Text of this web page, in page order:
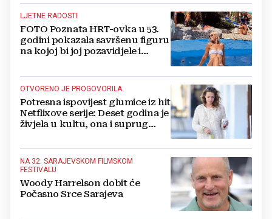
LJETNE RADOSTI
FOTO Poznata HRT-ovka u 53.
godini pokazala savršenu figuru
na kojoj bi joj pozavidjele i
OTVORENO JE PROGOVORILA
Potresna ispovijest glumice iz hit
Netflixove serije: Deset godina je
živjela u kultu, ona i suprug
NA 32. SARAJEVSKOM FILMSKOM
FESTIVALU
Woody Harrelson dobit će
Počasno Srce Sarajeva